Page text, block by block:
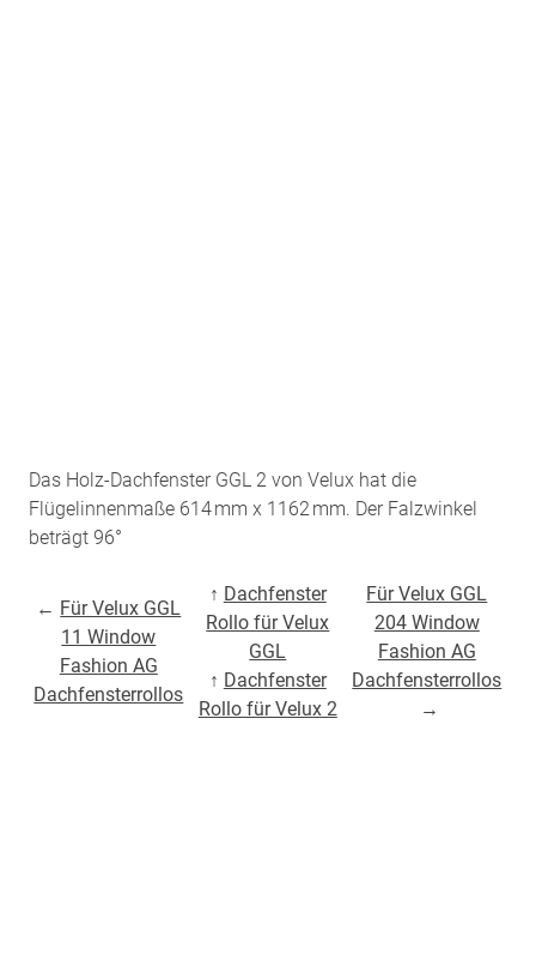
Das Holz-Dachfenster GGL 2 von Velux hat die
Flügelinnenmaße 614 mm x 1162 mm. Der Falzwinkel
beträgt 96°
← Für Velux GGL
11 Window
Fashion AG
Dachfensterrollos
↑ Dachfenster
Rollo für Velux
GGL
↑ Dachfenster
Rollo für Velux 2
Für Velux GGL
204 Window
Fashion AG
Dachfensterrollos
→